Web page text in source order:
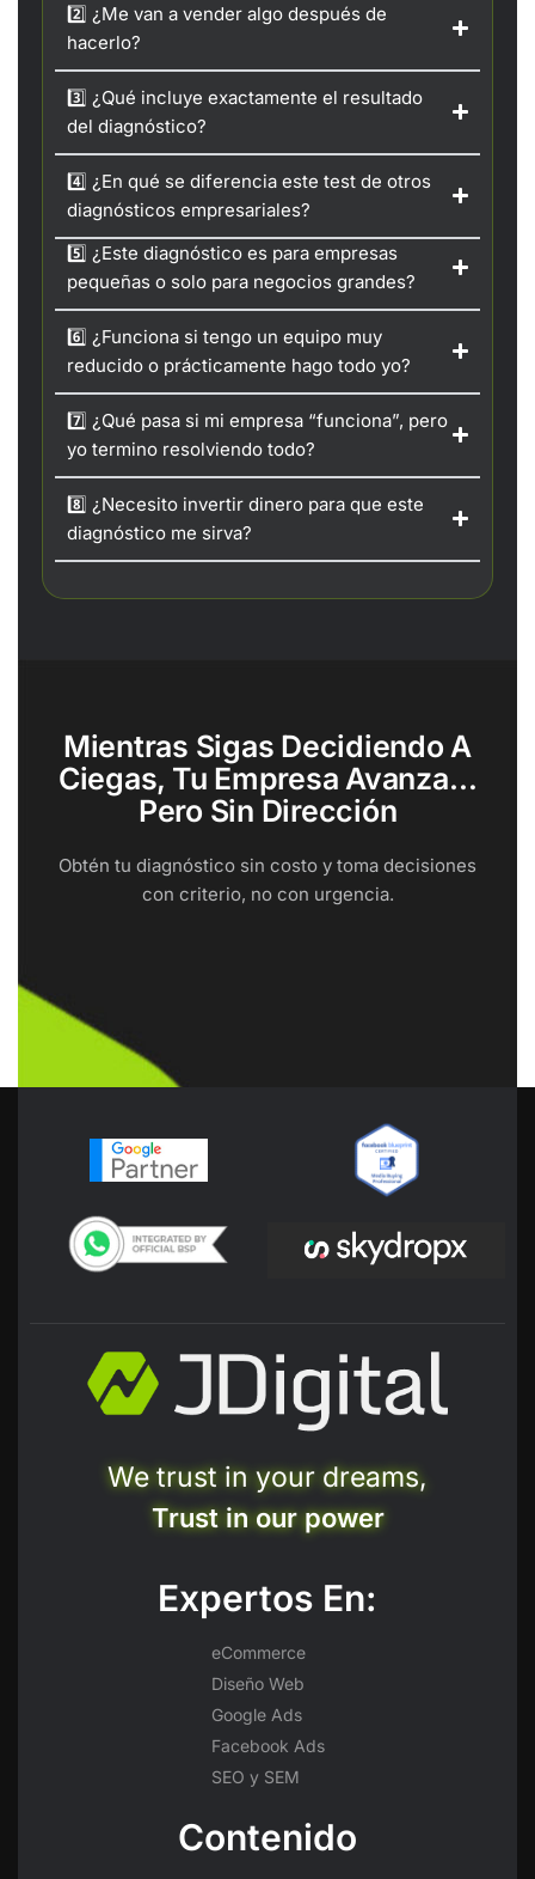
2️⃣ ¿Me van a vender algo después de
hacerlo?
3️⃣ ¿Qué incluye exactamente el resultado
del diagnóstico?
4️⃣ ¿En qué se diferencia este test de otros
diagnósticos empresariales?
5️⃣ ¿Este diagnóstico es para empresas
pequeñas o solo para negocios grandes?
6️⃣ ¿Funciona si tengo un equipo muy
reducido o prácticamente hago todo yo?
7️⃣ ¿Qué pasa si mi empresa “funciona”, pero
yo termino resolviendo todo?
8️⃣ ¿Necesito invertir dinero para que este
diagnóstico me sirva?
Mientras Sigas Decidiendo A
Ciegas, Tu Empresa Avanza…
Pero Sin Dirección
Obtén tu diagnóstico sin costo y toma decisiones
con criterio, no con urgencia.
We trust in your dreams,
Trust in our power
Expertos En:
eCommerce
Diseño Web
Google Ads
Facebook Ads
SEO y SEM
Contenido